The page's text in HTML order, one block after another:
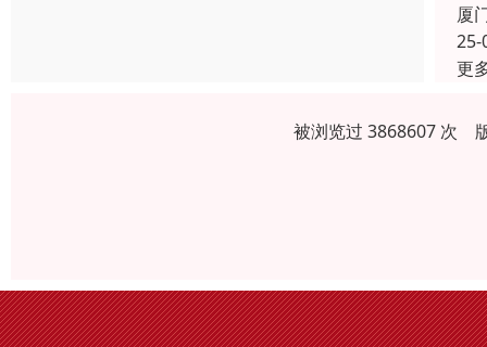
厦
25-
更
被浏览过 3868607 次